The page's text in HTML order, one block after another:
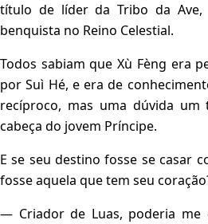
título de líder da Tribo da
benquista no Reino Celestial.
Todos sabiam que Xù Fèng era
por Suì Hé, e era de
recíproco, mas uma dúvida um
cabeça do jovem Príncipe.
E se seu destino fosse se casar
fosse aquela que tem seu
— Criador de Luas, poderia me